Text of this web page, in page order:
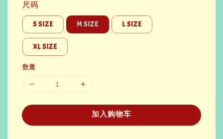
尺码
S SIZE M SIZE L SIZE
XL SIZE
数量
加入购物车